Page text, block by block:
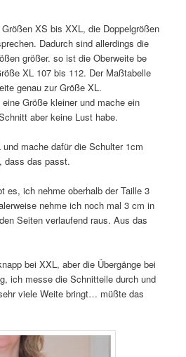
XS bis XXL, die Doppelgrößen
Dadurch sind allerdings die
größer. so ist die Oberweite be
XL 107 bis 112. Der Maßtabelle
genau zur Größe XL.
Größe kleiner und mache ein
aber keine Lust habe.
mache dafür die Schulter 1cm
dass das passt.
es, ich nehme oberhalb der Taille 3
nehme ich noch mal 3 cm in
Seiten verlaufend raus. Aus das
bei XXL, aber die Übergänge bei
ich messe die Schnitteile durch und
viele Weite bringt… müßte das